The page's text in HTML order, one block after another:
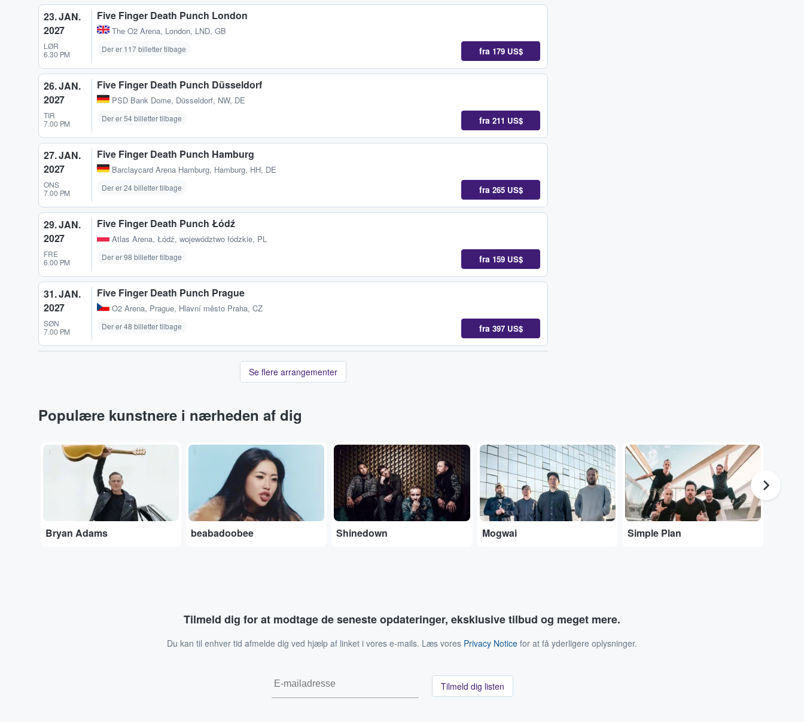
23. JAN.
2027
LØR
6.30 PM
Five Finger Death Punch London
The O2 Arena, London, LND, GB
Der er 117 billetter tilbage fra 179 US$
26. JAN.
2027
TIR
7.00 PM
Five Finger Death Punch Düsseldorf
PSD Bank Dome, Düsseldorf, NW, DE
Der er 54 billetter tilbage fra 211 US$
27. JAN.
2027
ONS
7.00 PM
Five Finger Death Punch Hamburg
Barclaycard Arena Hamburg, Hamburg, HH, DE
Der er 24 billetter tilbage fra 265 US$
29. JAN.
2027
FRE
6.00 PM
Five Finger Death Punch Łódź
Atlas Arena, Łódź, województwo łódzkie, PL
Der er 98 billetter tilbage fra 159 US$
31. JAN.
2027
SØN
7.00 PM
Five Finger Death Punch Prague
O2 Arena, Prague, Hlavní město Praha, CZ
Der er 48 billetter tilbage fra 397 US$
Se flere arrangementer
Populære kunstnere i nærheden af dig
Bryan Adams
...
beabadoobee
...
Shinedown
...
Mogwai
...
Simple Plan
Tilmeld dig for at modtage de seneste opdateringer, eksklusive tilbud og meget mere.
Du kan til enhver tid afmelde dig ved hjælp af linket i vores e-mails. Læs vores Privacy Notice for at få yderligere oplysninger.
Tilmeld dig listen